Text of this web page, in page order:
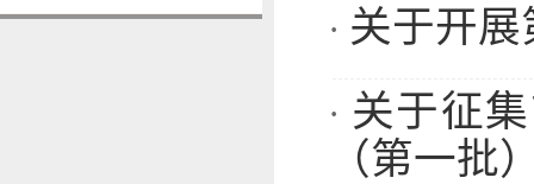
· 关于开
· 关于征
（第一批